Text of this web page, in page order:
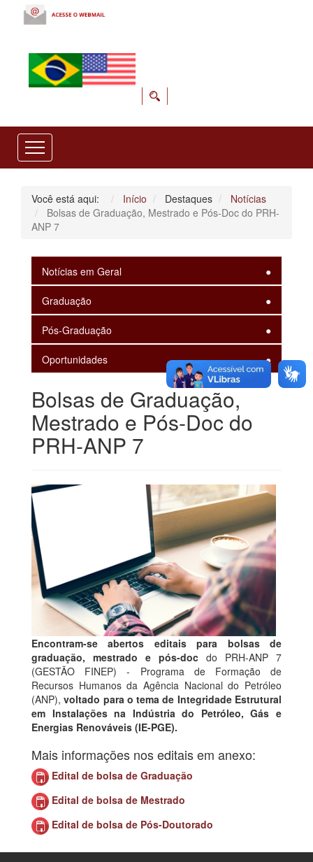
Você está aqui: Início Destaques
Notícias
Bolsas de Graduação, Mestrado e Pós-Doc do PRH-
ANP 7
Notícias em Geral
Graduação
Pós-Graduação
Oportunidades
Bolsas de Graduação,
Mestrado e Pós-Doc do
PRH-ANP 7
Encontram-se abertos editais para bolsas de
graduação, mestrado e pós-doc do PRH-ANP 7
(GESTÃO FINEP) - Programa de Formação de
Recursos Humanos da Agência Nacional do Petróleo
(ANP), voltado para o tema de Integridade Estrutural
em Instalações na Indústria do Petróleo, Gás e
Energias Renováveis (IE-PGE).
Mais informações nos editais em anexo:
Edital de bolsa de Graduação
Edital de bolsa de Mestrado
Edital de bolsa de Pós-Doutorado